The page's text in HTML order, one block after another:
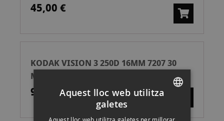
45,00 €
KODAK VISION 3 250D 16MM 7207 30
METROS
94,90 €Aquest lloc web utilitza
galetes
Aquest lloc web utilitza galetes per millorar